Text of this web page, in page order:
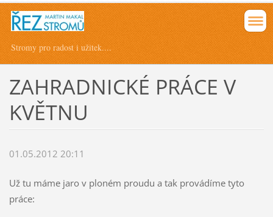
Stromy pro radost i užitek....
ZAHRADNICKÉ PRÁCE V
KVĚTNU
01.05.2012 20:11
Už tu máme jaro v ploném proudu a tak provádíme tyto
práce: